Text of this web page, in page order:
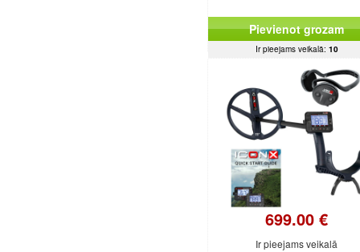
Pievienot grozam
Ir pieejams veikalā: 10
699.00 €
Ir pieejams veikalā